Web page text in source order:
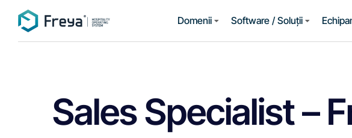
Domenii Software / Soluții
Sales Specialist –